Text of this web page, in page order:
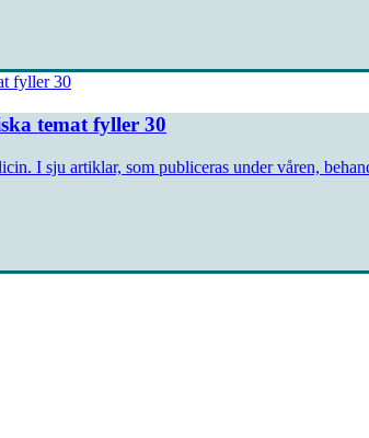
temat fyller 30
I sju artiklar, som publiceras under våren,